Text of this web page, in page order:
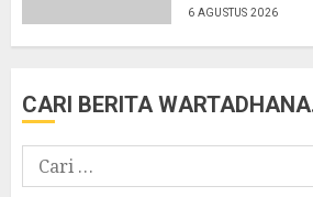
6 AGUSTUS 2026
CARI BERITA
Cari
untuk: